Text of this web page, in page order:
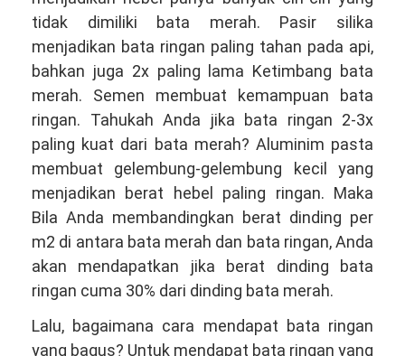
tidak dimiliki bata merah. Pasir silika
menjadikan bata ringan paling tahan pada api,
bahkan juga 2x paling lama Ketimbang bata
merah. Semen membuat kemampuan bata
ringan. Tahukah Anda jika bata ringan 2-3x
paling kuat dari bata merah? Aluminim pasta
membuat gelembung-gelembung kecil yang
menjadikan berat hebel paling ringan. Maka
Bila Anda membandingkan berat dinding per
m2 di antara bata merah dan bata ringan, Anda
akan mendapatkan jika berat dinding bata
ringan cuma 30% dari dinding bata merah.
Lalu, bagaimana cara mendapat bata ringan
yang bagus? Untuk mendapat bata ringan yang